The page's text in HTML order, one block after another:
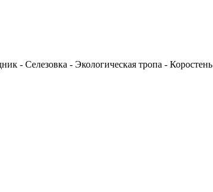
- Селезовка - Экологическая тропа - Коростень